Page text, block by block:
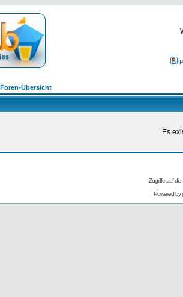
Übersicht
Es
Zugriffe auf
Powered by